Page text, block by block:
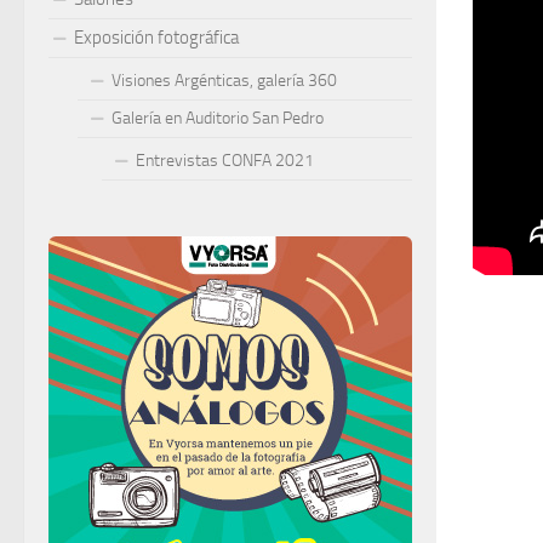
Exposición fotográfica
Visiones Argénticas, galería 360
Galería en Auditorio San Pedro
Entrevistas CONFA 2021